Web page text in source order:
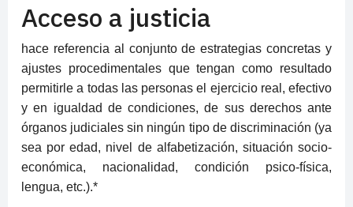
Acceso a justicia
hace referencia al conjunto de estrategias concretas y
ajustes procedimentales que tengan como resultado
permitirle a todas las personas el ejercicio real, efectivo
y en igualdad de condiciones, de sus derechos ante
órganos judiciales sin ningún tipo de discriminación (ya
sea por edad, nivel de alfabetización, situación socio-
económica, nacionalidad, condición psico-física,
lengua, etc.).*